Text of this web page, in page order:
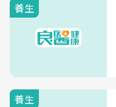
養生
養生